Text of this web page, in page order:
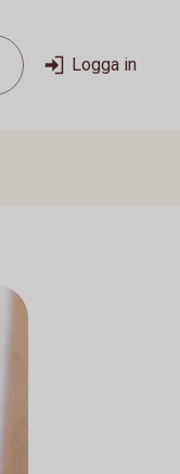
Logga in